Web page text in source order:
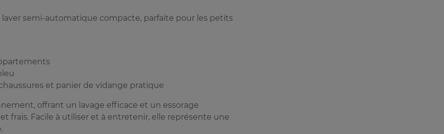
semi-automatique compacte, parfaite pour les petits
et panier de vidange pratique
offrant un lavage efficace et un essorage
frais. Facile à utiliser et à entretenir, elle représente une